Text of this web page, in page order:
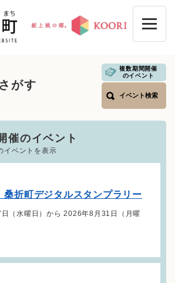
がす
複数期間開催
のイベント
イベント検索
催のイベント
イベントを表示
桑折町デジタルスタンプラリー
（水曜日）から 2026年8月31日（月曜